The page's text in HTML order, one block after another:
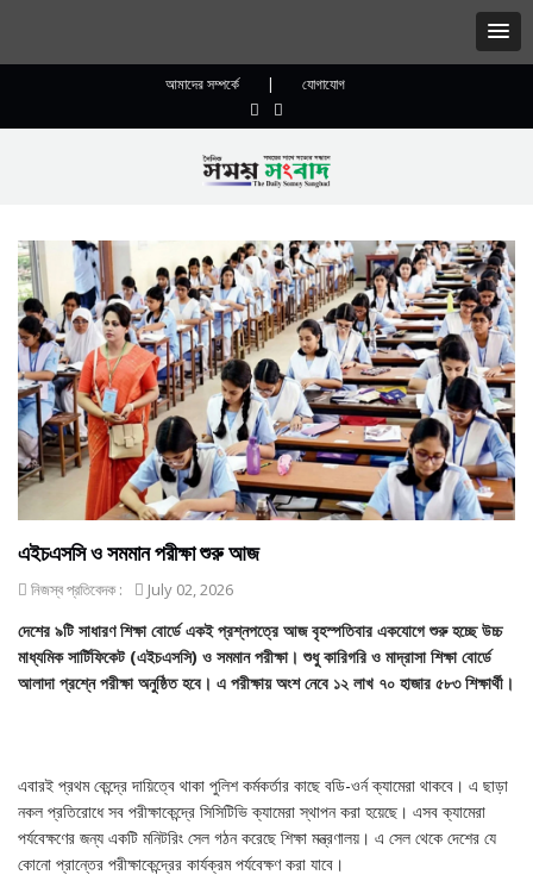
আমাদের সম্পর্কে | যোগাযোগ
এইচএসসি ও সমমান পরীক্ষা শুরু আজ
নিজস্ব প্রতিবেদক : July 02, 2026
দেশের ৯টি সাধারণ শিক্ষা বোর্ডে একই প্রশ্নপত্রে আজ বৃহস্পতিবার একযোগে শুরু হচ্ছে উচ্চ
মাধ্যমিক সার্টিফিকেট (এইচএসসি) ও সমমান পরীক্ষা। শুধু কারিগরি ও মাদ্রাসা শিক্ষা বোর্ডে
আলাদা প্রশ্নে পরীক্ষা অনুষ্ঠিত হবে। এ পরীক্ষায় অংশ নেবে ১২ লাখ ৭০ হাজার ৫৮৩ শিক্ষার্থী।
এবারই প্রথম কেন্দ্রে দায়িত্বে থাকা পুলিশ কর্মকর্তার কাছে বডি-ওর্ন ক্যামেরা থাকবে। এ ছাড়া
নকল প্রতিরোধে সব পরীক্ষাকেন্দ্রে সিসিটিভি ক্যামেরা স্থাপন করা হয়েছে। এসব ক্যামেরা
পর্যবেক্ষণের জন্য একটি মনিটরিং সেল গঠন করেছে শিক্ষা মন্ত্রণালয়। এ সেল থেকে দেশের যে
কোনো প্রান্তের পরীক্ষাকেন্দ্রের কার্যক্রম পর্যবেক্ষণ করা যাবে।